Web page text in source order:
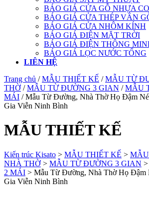
BÁO GIÁ CỬA GỖ NHỰA
BÁO GIÁ CỬA THÉP VÂN
BÁO GIÁ CỬA NHÔM KÍNH
BÁO GIÁ ĐIỆN MẶT TRỜI
BÁO GIÁ ĐIỆN THÔNG
BÁO GIÁ LỌC NƯỚC TỔNG
LIÊN HỆ
Trang chủ /MẪU THIẾT KẾ /MẪU TỪ
THỜ /MẪU TỪ ĐƯỜNG 3 GIAN /MẪU
MÁI / Mẫu Từ Đường, Nhà Thờ Họ Đậm
Gia Viễn Ninh Bình
MẪU THIẾT KẾ
Kiến trúc Kisato > MẪU THIẾT KẾ >
NHÀ THỜ > MẪU TỪ ĐƯỜNG 3 GIAN >
2 MÁI > Mẫu Từ Đường, Nhà Thờ Họ Đậm
Gia Viễn Ninh Bình